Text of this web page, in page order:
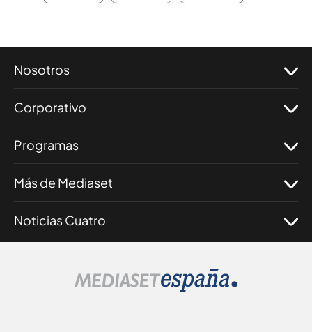
Nosotros
Corporativo
Programas
Más de Mediaset
Noticias Cuatro